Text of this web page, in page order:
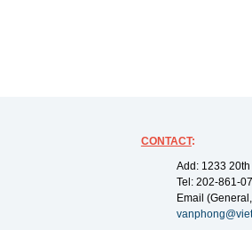
CONTACT:
Add: 1233
Tel: 202-861-
Email